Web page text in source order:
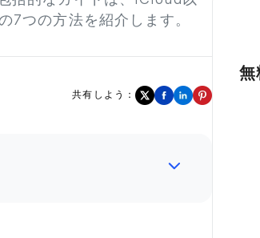
7つの方法を紹介します。
共有しよう：
無